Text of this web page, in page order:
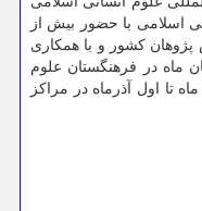
اسلامی با حضور بیش از
پژوهان کشور و با همکاری
علمی داخلی و خارجی، ۲۲ آبان ماه در فرهنگستان علوم
و کمیسیون ها نیز از ۲۳ آبان ماه تا اول آذرماه در مراکز